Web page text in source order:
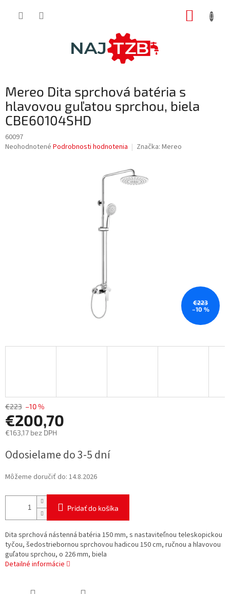
Mereo Dita sprchová batéria s
hlavovou guľatou sprchou, biela
CBE60104SHD
60097
Priemerné
Neohodnotené Podrobnosti hodnotenia Značka: Mereo
€223
–10 %
€223 –10 %
€200,70
€163,17 bez DPH
cena:
Odosielame do 3-5 dní
Môžeme doručiť do: 14.8.2026
Pridať do košíka
Dita sprchová nástenná batéria 150 mm, s nastaviteľnou teleskopickou
tyčou, šedostriebornou sprchovou hadicou 150 cm, ručnou a hlavovou
guľatou sprchou, o 226 mm, biela
Detailné informácie